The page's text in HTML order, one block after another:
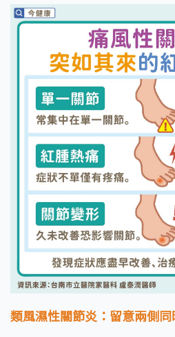
類風濕性關節炎：留意兩側同